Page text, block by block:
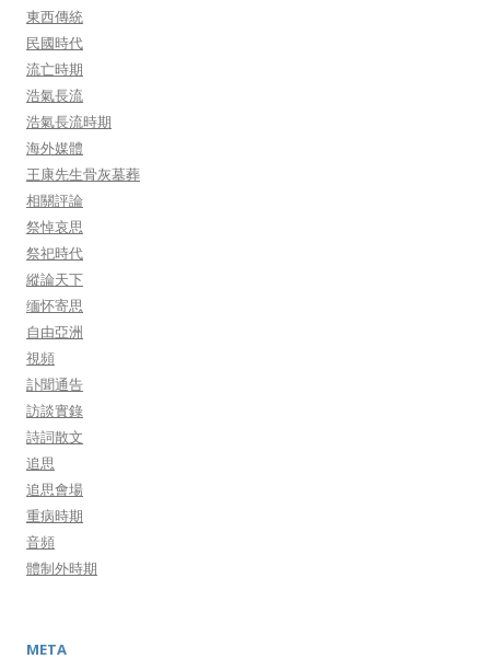
東西傳統
民國時代
流亡時期
浩氣長流
浩氣長流時期
海外媒體
王康先生骨灰墓葬
相關評論
祭悼哀思
祭祀時代
縱論天下
缅怀寄思
自由亞洲
視頻
訃聞通告
訪談實錄
詩詞散文
追思
追思會場
重病時期
音頻
體制外時期
META